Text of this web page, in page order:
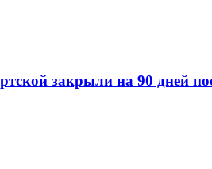
закрыли на 90 дней